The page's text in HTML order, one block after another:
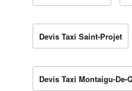
Devis Taxi Saint-Projet
Devis Taxi Montaigu-De-